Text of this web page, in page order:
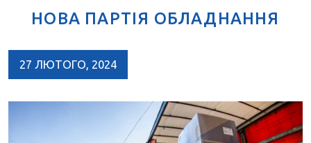
НОВА ПАРТІЯ ОБЛАДНАННЯ
27 ЛЮТОГО, 2024